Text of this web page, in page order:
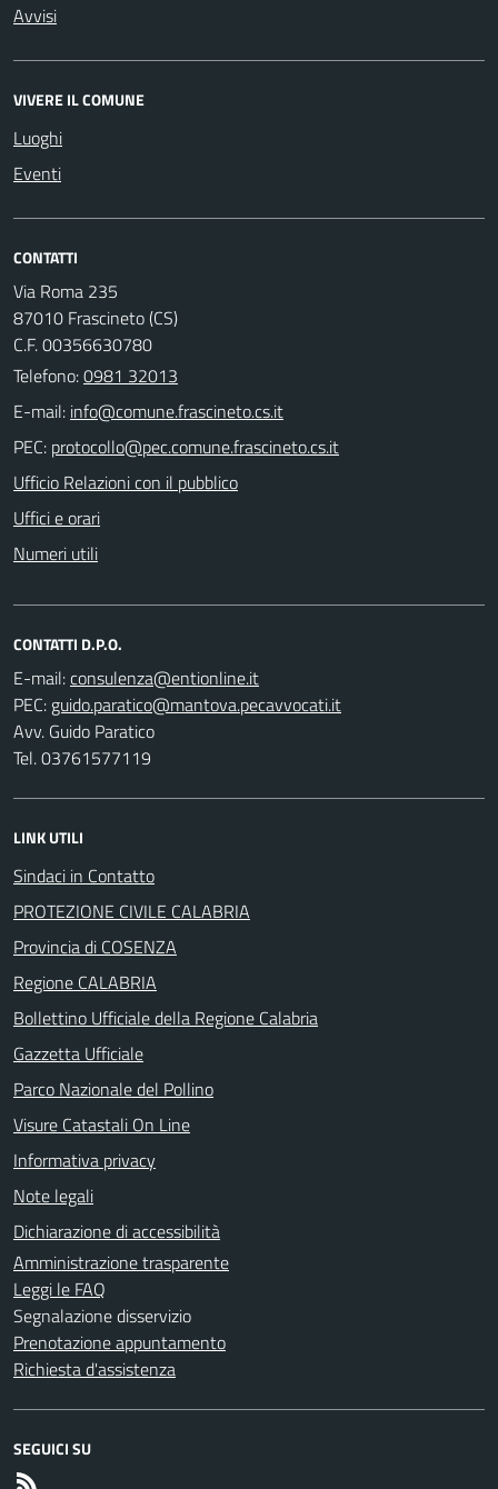
Avvisi
VIVERE IL COMUNE
Luoghi
Eventi
CONTATTI
Via Roma 235
87010 Frascineto (CS)
C.F. 00356630780
Telefono:0981 32013
E-mail:
PEC:
Ufficio Relazioni con il pubblico
Uffici e orari
Numeri utili
CONTATTI D.P.O.
E-mail:
PEC:
Avv. Guido Paratico
Tel. 03761577119
LINK UTILI
Sindaci in Contatto
PROTEZIONE CIVILE CALABRIA
Provincia di COSENZA
Regione CALABRIA
Bollettino Ufficiale della Regione Calabria
Gazzetta Ufficiale
Parco Nazionale del Pollino
Visure Catastali On Line
Informativa privacy
Note legali
Dichiarazione di accessibilità
Amministrazione trasparente
Leggi le FAQ
Segnalazione disservizio
Prenotazione appuntamento
Richiesta d'assistenza
SEGUICI SU